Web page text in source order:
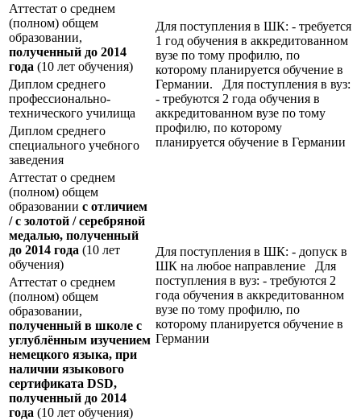
Аттестат о среднем
(полном) общем
образовании,
полученный до 2014
года (10 лет обучения)
Для поступления в ШК: - требуется
1 год обучения в аккредитованном
вузе по тому профилю, по
которому планируется обучение в
Германии. Для поступления в вуз:
- требуются 2 года обучения в
аккредитованном вузе по тому
профилю, по которому
планируется обучение в Германии
Диплом среднего
профессионально-
технического училища
Диплом среднего
специального учебного
заведения
Аттестат о среднем
(полном) общем
образовании с отличием
/ с золотой / серебряной
медалью, полученный
до 2014 года (10 лет
обучения)
Для поступления в ШК: - допуск в
ШК на любое направление Для
поступления в вуз: - требуются 2
года обучения в аккредитованном
вузе по тому профилю, по
которому планируется обучение в
Германии
Аттестат о среднем
(полном) общем
образовании,
полученный в школе с
углублённым изучением
немецкого языка, при
наличии языкового
сертификата DSD,
полученный до 2014
года (10 лет обучения)